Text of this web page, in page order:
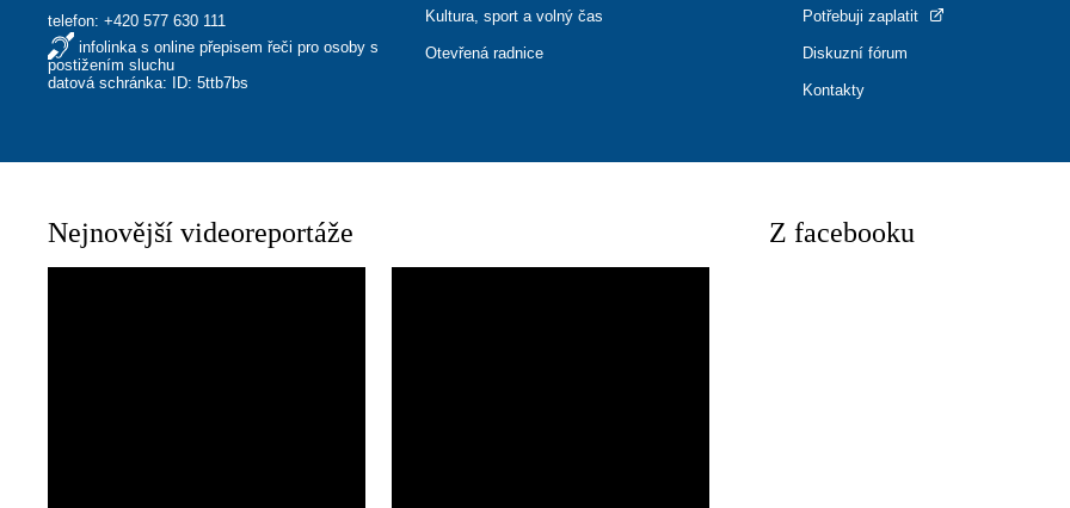
telefon:+420 577 630 111
infolinka s online přepisem řeči pro osoby s
postižením sluchu
datová schránka: ID: 5ttb7bs
Kultura, sport a volný čas
Otevřená radnice
Potřebuji zaplatit
Diskuzní fórum
Kontakty
Nejnovější videoreportáže Z facebooku